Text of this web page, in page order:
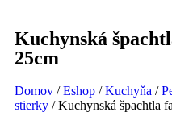
Kuchynská
25cm
Domov /Eshop /Kuchyňa /
stierky / Kuchynská špachtla